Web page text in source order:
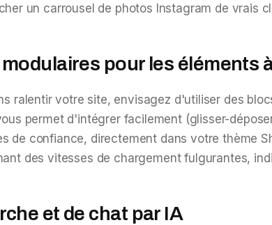
un carrousel de photos Instagram de vrais
pour les éléments
ralentir votre site, envisagez d'utiliser des
permet d'intégrer facilement (glisser-
de confiance, directement dans votre thème
des vitesses de chargement fulgurantes,
et de chat par IA